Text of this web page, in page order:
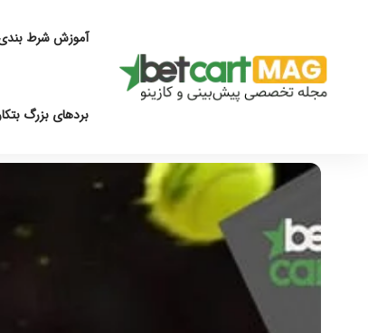
آموزش شرط
بردهای بزرگ